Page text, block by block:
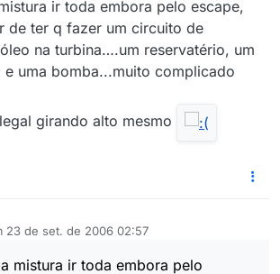
ir toda embora pelo escape,
de ter q fazer um circuito de
na turbina….um reservatério, um
uma bomba...muito complicado
girando alto mesmo
23 de set. de 2006 02:57
por
mistura ir toda embora pelo